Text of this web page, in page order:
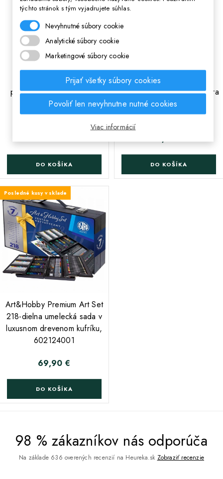
Kompletná výbava do
peračníka Astra + lepidlo
ZDARMA, 602121002
DO KOŠÍKA
;
Kompletná výbava do
peračníka pre dievčatá Astra
+ lepidlo ZDARMA,
602121003
DO KOŠÍKA
Posledné kusy v sklade
Art&Hobby Premium Art Set
218-dielna umelecká sada v
luxusnom drevenom kufríku,
602124001
Cena
69,90 €
DO KOŠÍKA
98 % zákazníkov nás odporúča
Na základe 636 overených recenzií na Heureka.sk Zobraziť recenzie
týchto stránok s tým vyjadrujete súhlas.
Nevyhnutné súbory cookie
Analytické súbory cookie
Marketingové súbory cookie
Prijať všetky súbory cookies
Povoliť len nevyhnutne nutné cookies
Viac informácií